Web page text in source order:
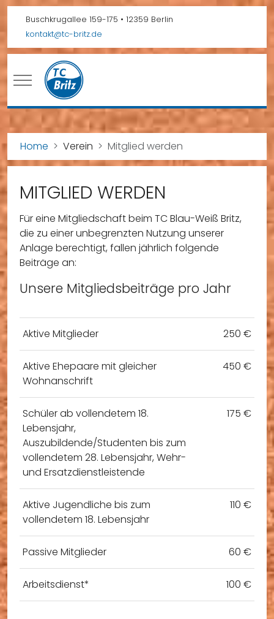
Buschkrugallee 159-175 • 12359 Berlin
kontakt@tc-britz.de
Mobile Menu Toggle
Home Verein Mitglied werden
MITGLIED WERDEN
Für eine Mitgliedschaft beim TC Blau-Weiß Britz,
die zu einer unbegrenzten Nutzung unserer
Anlage berechtigt, fallen jährlich folgende
Beiträge an:
Unsere Mitgliedsbeiträge pro Jahr
Aktive Mitglieder 250 €
Aktive Ehepaare mit gleicher
Wohnanschrift
450 €
Schüler ab vollendetem 18.
Lebensjahr,
Auszubildende/Studenten bis zum
vollendetem 28. Lebensjahr, Wehr-
und Ersatzdienstleistende
175 €
Aktive Jugendliche bis zum
vollendetem 18. Lebensjahr
110 €
Passive Mitglieder 60 €
Arbeitsdienst* 100 €